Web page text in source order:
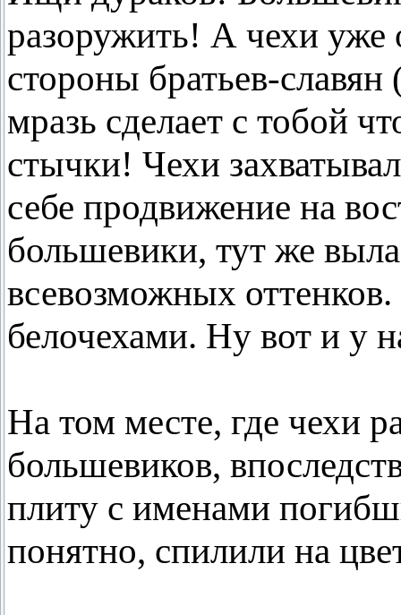
разоружить! А чехи уже
стороны братьев-
мразь сделает с тобой
стычки! Чехи
себе продвижение на
большевики, тут же
всевозможных
белочехами. Ну вот и у
На том месте, где чехи
большевиков,
плиту с именами
понятно, спилили на